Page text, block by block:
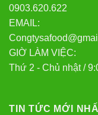
0903.620.622
EMAIL:
GIỜ LÀM VIỆC:
Thứ 2 - Chủ nhật /
TIN TỨC MỚI